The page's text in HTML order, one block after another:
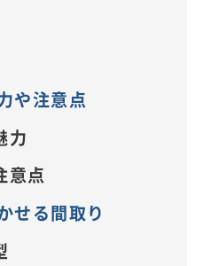
や注意点
力
意点
せる間取り